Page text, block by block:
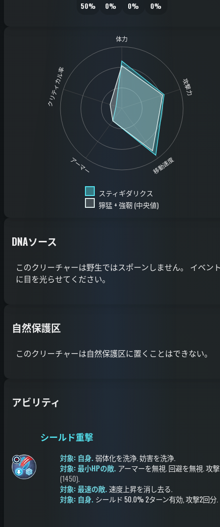
50% 0% 0% 0%
体力
攻撃力
移動速度
アーマー
クリティカル率
スティギダリクス
獰猛 + 強靭 (中央値)
DNAソース
このクリーチャーは野生ではスポーンしません。 イベン
に目を光らせてください。
自然保護区
このクリーチャーは自然保護区に置くことはできない。
アビリティ
シールド重撃
対象: 自身. 弱体化を洗浄.妨害を洗浄.
対象: 最小HPの敵. アーマーを無視.回避を無視.攻撃
(1450).
対象: 最速の敵.速度上昇を消し去る.
対象: 自身. シールド 50.0% 2ターン有効, 攻撃2回分.